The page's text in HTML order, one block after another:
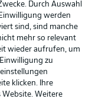
to be Durch Auswahl
werden
sind, sind manche
mehr so relevant
wieder aufrufen, um
zu
klicken. Ihre
Website. Weitere